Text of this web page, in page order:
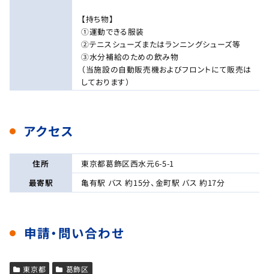
【持ち物】
①運動できる服装
②テニスシューズまたはランニングシューズ等
③水分補給のための飲み物
（当施設の自動販売機およびフロントにて販売は
しております）
アクセス
住所
東京都葛飾区西水元6-5-1
最寄駅
亀有駅 バス 約15分、金町駅 バス 約17分
申請・問い合わせ
東京都 葛飾区